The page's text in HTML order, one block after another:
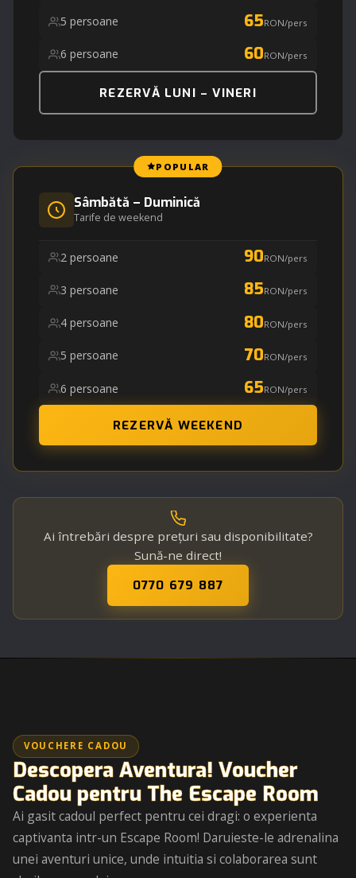
5 persoane 65RON/pers
6 persoane 60RON/pers
REZERVĂ LUNI – VINERI
POPULAR
Sâmbătă – Duminică
Tarife de weekend
2 persoane 90RON/pers
3 persoane 85RON/pers
4 persoane 80RON/pers
5 persoane 70RON/pers
6 persoane 65RON/pers
REZERVĂ WEEKEND
Ai întrebări despre prețuri sau disponibilitate?
Sună-ne direct!
0770 679 887
VOUCHERE CADOU
Descopera Aventura! Voucher
Cadou pentru The Escape Room
Ai gasit cadoul perfect pentru cei dragi: o experienta
captivanta intr-un Escape Room! Daruieste-le adrenalina
unei aventuri unice, unde intuitia si colaborarea sunt